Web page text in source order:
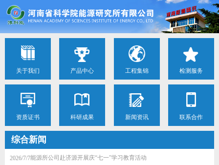
关于我们 产品中心 工程集锦 检测服务
资质证书 科研成果 新闻资讯 联系合作
综合新闻
2026/7/7能源所公司赴济源开展庆“七一”学习教育活动